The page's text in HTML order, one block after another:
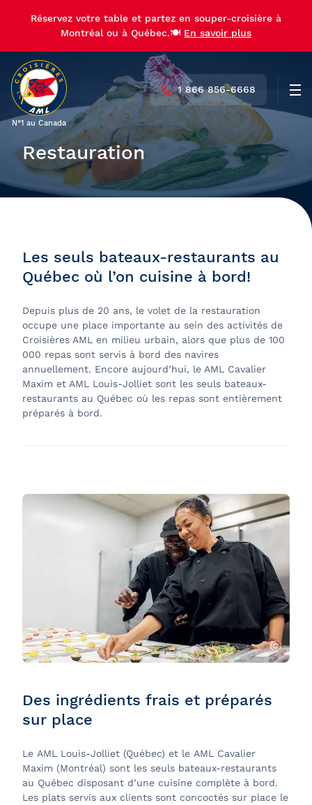
Réservez votre table et partez en souper-croisière à
Montréal ou à Québec.🍽️ En savoir plus
N°1 au Canada
1 866 856-6668
Restauration
Les seuls bateaux-restaurants au
Québec où l’on cuisine à bord!
Depuis plus de 20 ans, le volet de la restauration
occupe une place importante au sein des activités de
Croisières AML en milieu urbain, alors que plus de 100
000 repas sont servis à bord des navires
annuellement. Encore aujourd’hui, le AML Cavalier
Maxim et AML Louis-Jolliet sont les seuls bateaux-
restaurants au Québec où les repas sont entièrement
préparés à bord.
Des ingrédients frais et préparés
sur place
Le AML Louis-Jolliet (Québec) et le AML Cavalier
Maxim (Montréal) sont les seuls bateaux-restaurants
au Québec disposant d’une cuisine complète à bord.
Les plats servis aux clients sont concoctés sur place le